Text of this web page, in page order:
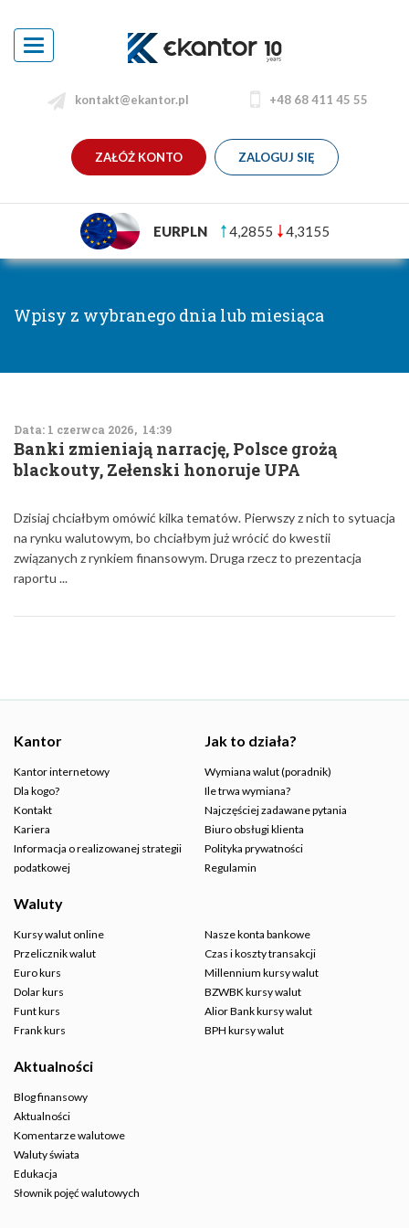
Toggle
navigation
kontakt@ekantor.pl +48 68 411 45 55
ZAŁÓŻ KONTO ZALOGUJ SIĘ
EURPLN 4,2855 4,3155
Wpisy z wybranego dnia lub miesiąca
Data: 1 czerwca 2026, 14:39
Banki zmieniają narrację, Polsce grożą
blackouty, Zełenski honoruje UPA
Dzisiaj chciałbym omówić kilka tematów. Pierwszy z nich to sytuacja
na rynku walutowym, bo chciałbym już wrócić do kwestii
związanych z rynkiem finansowym. Druga rzecz to prezentacja
raportu ...
Kantor
Kantor internetowy
Dla kogo?
Kontakt
Kariera
Informacja o realizowanej strategii
podatkowej
Jak to działa?
Wymiana walut (poradnik)
Ile trwa wymiana?
Najczęściej zadawane pytania
Biuro obsługi klienta
Polityka prywatności
Regulamin
Waluty
Kursy walut online
Przelicznik walut
Euro kurs
Dolar kurs
Funt kurs
Frank kurs
Nasze konta bankowe
Czas i koszty transakcji
Millennium kursy walut
BZWBK kursy walut
Alior Bank kursy walut
BPH kursy walut
Aktualności
Blog finansowy
Aktualności
Komentarze walutowe
Waluty świata
Edukacja
Słownik pojęć walutowych